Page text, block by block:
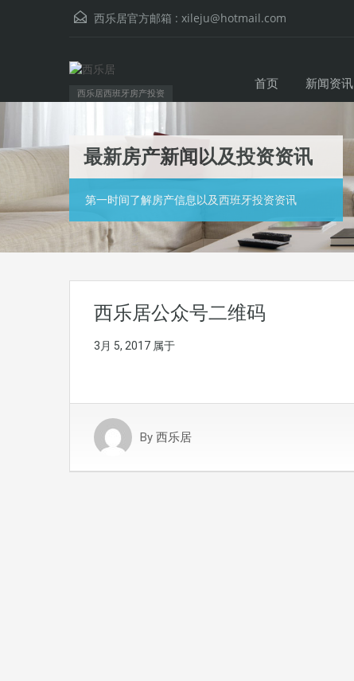
西乐居官方邮箱 : xileju@hotmail.com
西乐居西班牙房产投资
首页 新闻资讯
最新房产新闻以及投资资讯
第一时间了解房产信息以及西班牙投资资讯
西乐居公众号二维码
3月 5, 2017 属于
By 西乐居